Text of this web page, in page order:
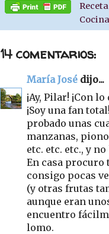
14 comentarios:
María José dijo...
¡Ay, Pilar! ¡Con
¡Soy una fan
probado unas
manzanas,
etc. etc. etc., y
En casa procuro
consigo pocas
(y otras frutas
aunque eran
encuentro
lomo.